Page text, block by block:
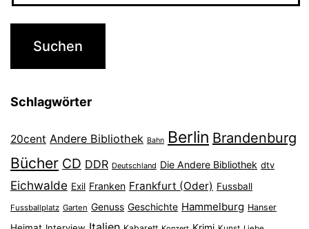
Schlagwörter
20cent Andere Bibliothek Bahn Berlin Brandenburg
Bücher CD DDR Deutschland Die Andere Bibliothek dtv
Eichwalde Exil Franken Frankfurt (Oder) Fussball
Fussballplatz Garten Genuss Geschichte Hammelburg Hanser